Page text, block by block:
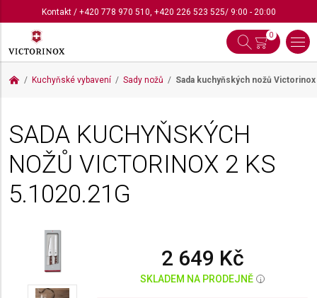
Kontakt/ +420 778 970 510, +420 226 523 525/ 9:00 - 20:00
0
Kuchyňské vybavení Sady nožů Sada kuchyňských nožů
SADA KUCHYŇSKÝCH
NOŽŮ VICTORINOX 2 KS
5.1020.21G
2 649 Kč
SKLADEM NA PRODEJNĚ i